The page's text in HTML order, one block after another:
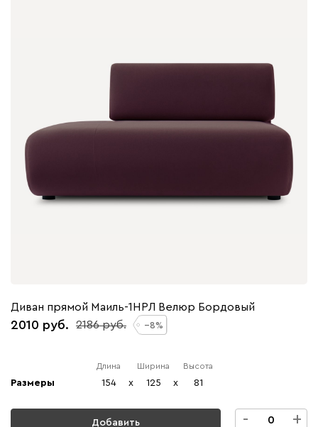
Диван прямой Маиль-1НРЛ Велюр Бордовый
2010 2186 8
Размеры
Длина
154 x
Ширина
125 x
Высота
81
Добавить - +